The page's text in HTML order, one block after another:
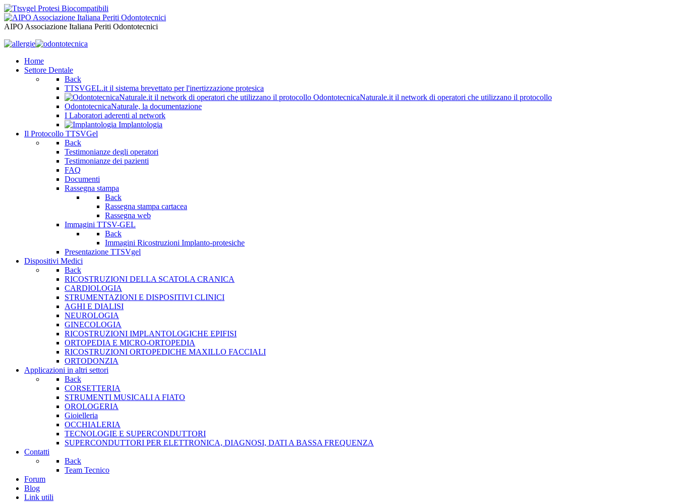
AIPO Associazione Italiana Periti Odontotecnici
Home
Settore Dentale
Back
TTSVGEL.it il sistema brevettato per l'inertizzazione protesica
OdontotecnicaNaturale.it il network di operatori che utilizzano il protocollo
OdontotecnicaNaturale, la documentazione
I Laboratori aderenti al network
Implantologia
Il Protocollo TTSVGel
Back
Testimonianze degli operatori
Testimonianze dei pazienti
FAQ
Documenti
Rassegna stampa
Back
Rassegna stampa cartacea
Rassegna web
Immagini TTSV-GEL
Back
Immagini Ricostruzioni Implanto-protesiche
Presentazione TTSVgel
Dispositivi Medici
Back
RICOSTRUZIONI DELLA SCATOLA CRANICA
CARDIOLOGIA
STRUMENTAZIONI E DISPOSITIVI CLINICI
AGHI E DIALISI
NEUROLOGIA
GINECOLOGIA
RICOSTRUZIONI IMPLANTOLOGICHE EPIFISI
ORTOPEDIA E MICRO-ORTOPEDIA
RICOSTRUZIONI ORTOPEDICHE MAXILLO FACCIALI
ORTODONZIA
Applicazioni in altri settori
Back
CORSETTERIA
STRUMENTI MUSICALI A FIATO
OROLOGERIA
Gioielleria
OCCHIALERIA
TECNOLOGIE E SUPERCONDUTTORI
SUPERCONDUTTORI PER ELETTRONICA, DIAGNOSI, DATI A BASSA FREQUENZA
Contatti
Back
Team Tecnico
Forum
Blog
Link utili